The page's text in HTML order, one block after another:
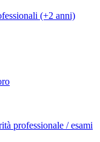
(+2 anni)
professionale / esami